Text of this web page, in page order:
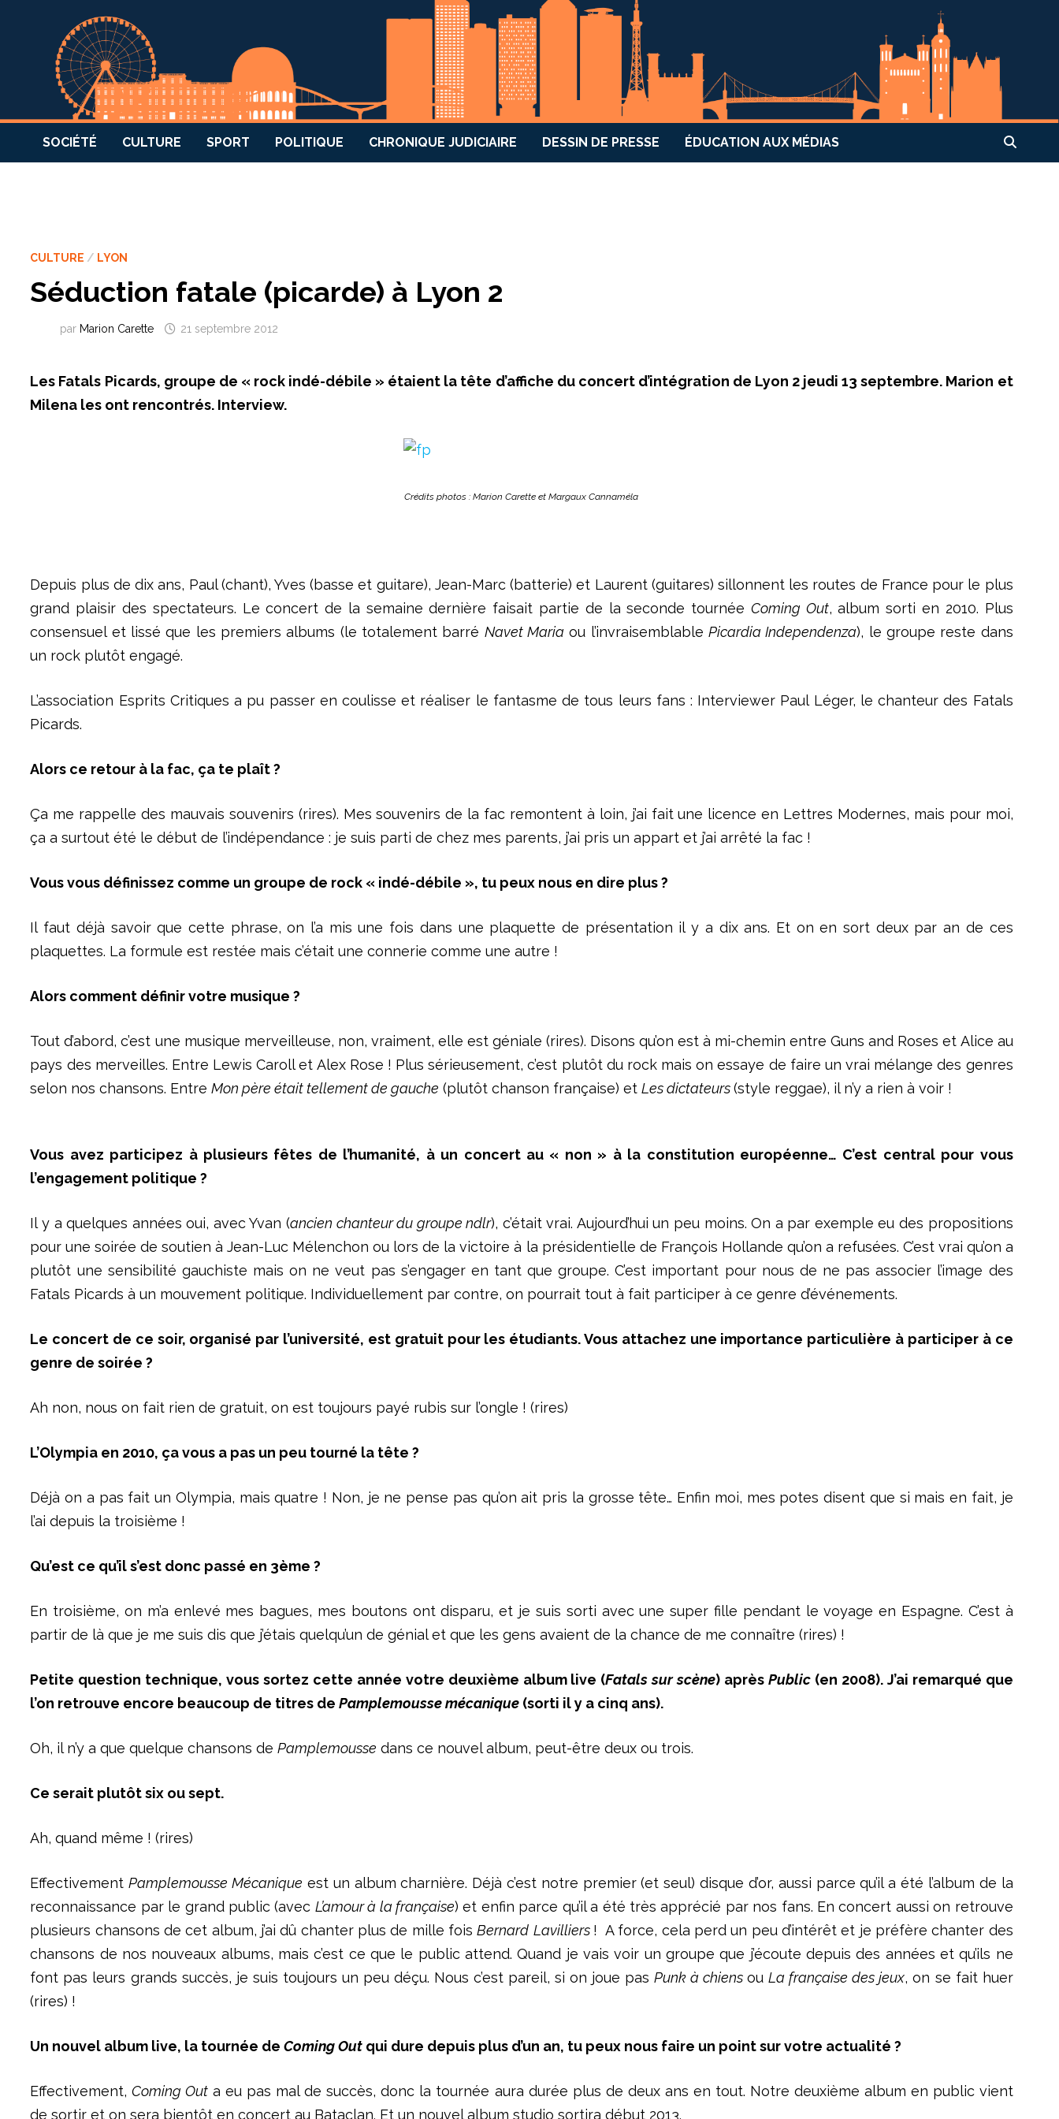
SOCIÉTÉ CULTURE SPORT POLITIQUE CHRONIQUE JUDICIAIRE DESSIN DE PRESSE ÉDUCATION AUX MÉDIAS
CULTURE / LYON
Séduction fatale (picarde) à Lyon 2
par Marion Carette 21 septembre 2012
Les Fatals Picards, groupe de « rock indé-débile » étaient la tête d’affiche du concert d’intégration de Lyon 2 jeudi 13 septembre. Marion et
Milena les ont rencontrés. Interview.
Crédits photos : Marion Carette et Margaux Cannaméla
Depuis plus de dix ans, Paul (chant), Yves (basse et guitare), Jean-Marc (batterie) et Laurent (guitares) sillonnent les routes de France pour le plus
grand plaisir des spectateurs. Le concert de la semaine dernière faisait partie de la seconde tournée Coming Out, album sorti en 2010. Plus
consensuel et lissé que les premiers albums (le totalement barré Navet Mariaou l’invraisemblable Picardia Independenza), le groupe reste dans
un rock plutôt engagé.
L’association Esprits Critiques a pu passer en coulisse et réaliser le fantasme de tous leurs fans : Interviewer Paul Léger, le chanteur des Fatals
Picards.
Alors ce retour à la fac, ça te plaît ?
Ça me rappelle des mauvais souvenirs (rires). Mes souvenirs de la fac remontent à loin, j’ai fait une licence en Lettres Modernes, mais pour moi,
ça a surtout été le début de l’indépendance : je suis parti de chez mes parents, j’ai pris un appart et j’ai arrêté la fac !
Vous vous définissez comme un groupe de rock « indé-débile », tu peux nous en dire plus ?
Il faut déjà savoir que cette phrase, on l’a mis une fois dans une plaquette de présentation il y a dix ans. Et on en sort deux par an de ces
plaquettes. La formule est restée mais c’était une connerie comme une autre !
Alors comment définir votre musique ?
Tout d’abord, c’est une musique merveilleuse, non, vraiment, elle est géniale (rires). Disons qu’on est à mi-chemin entre Guns and Roses et Alice au
pays des merveilles. Entre Lewis Caroll et Alex Rose ! Plus sérieusement, c’est plutôt du rock mais on essaye de faire un vrai mélange des genres
selon nos chansons. EntreMon père était tellement de gauche (plutôt chanson française) etLes dictateurs(style reggae), il n’y a rien à voir !
Vous avez participez à plusieurs fêtes de l’humanité, à un concert au « non » à la constitution européenne… C’est central pour vous
l’engagement politique ?
Il y a quelques années oui, avec Yvan (ancien chanteur du groupe ndlr), c’était vrai. Aujourd’hui un peu moins. On a par exemple eu des propositions
pour une soirée de soutien à Jean-Luc Mélenchon ou lors de la victoire à la présidentielle de François Hollande qu’on a refusées. C’est vrai qu’on a
plutôt une sensibilité gauchiste mais on ne veut pas s’engager en tant que groupe. C’est important pour nous de ne pas associer l’image des
Fatals Picards à un mouvement politique. Individuellement par contre, on pourrait tout à fait participer à ce genre d’événements.
Le concert de ce soir, organisé par l’université, est gratuit pour les étudiants. Vous attachez une importance particulière à participer à ce
genre de soirée ?
Ah non, nous on fait rien de gratuit, on est toujours payé rubis sur l’ongle ! (rires)
L’Olympia en 2010, ça vous a pas un peu tourné la tête ?
Déjà on a pas fait un Olympia, mais quatre ! Non, je ne pense pas qu’on ait pris la grosse tête… Enfin moi, mes potes disent que si mais en fait, je
l’ai depuis la troisième !
Qu’est ce qu’il s’est donc passé en 3ème ?
En troisième, on m’a enlevé mes bagues, mes boutons ont disparu, et je suis sorti avec une super fille pendant le voyage en Espagne. C’est à
partir de là que je me suis dis que j’étais quelqu’un de génial et que les gens avaient de la chance de me connaître (rires) !
Petite question technique, vous sortez cette année votre deuxième album live (Fatals sur scène) aprèsPublic (en 2008). J’ai remarqué que
l’on retrouve encore beaucoup de titres dePamplemousse mécanique (sorti il y a cinq ans).
Oh, il n’y a que quelque chansons dePamplemousse dans ce nouvel album, peut-être deux ou trois.
Ce serait plutôt six ou sept.
Ah, quand même ! (rires)
EffectivementPamplemousse Mécanique est un album charnière. Déjà c’est notre premier (et seul) disque d’or, aussi parce qu’il a été l’album de la
reconnaissance par le grand public (avec L’amour à la française) et enfin parce qu’il a été très apprécié par nos fans. En concert aussi on retrouve
plusieurs chansons de cet album, j’ai dû chanter plus de mille foisBernard Lavilliers ! A force, cela perd un peu d’intérêt et je préfère chanter des
chansons de nos nouveaux albums, mais c’est ce que le public attend. Quand je vais voir un groupe que j’écoute depuis des années et qu’ils ne
font pas leurs grands succès, je suis toujours un peu déçu. Nous c’est pareil, si on joue pasPunk à chiensouLa française des jeux, on se fait huer
(rires) !
Un nouvel album live, la tournée deComing Out qui dure depuis plus d’un an, tu peux nous faire un point sur votre actualité ?
Effectivement,Coming Out a eu pas mal de succès, donc la tournée aura durée plus de deux ans en tout. Notre deuxième album en public vient
de sortir et on sera bientôt en concert au Bataclan. Et un nouvel album studio sortira début 2013.